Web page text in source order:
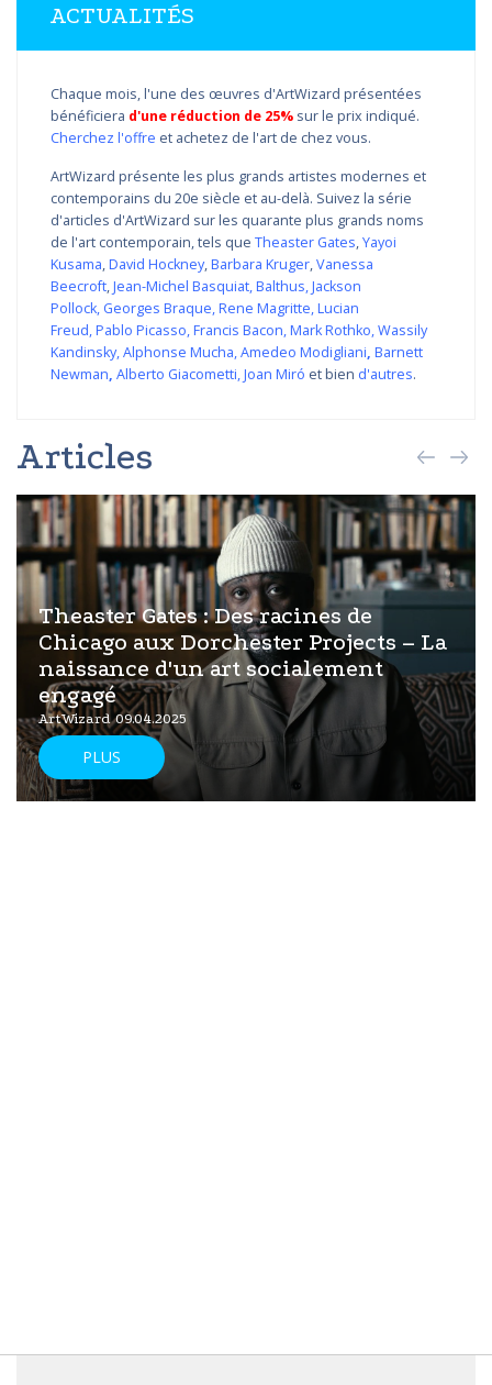
ACTUALITÉS
Chaque mois, l'une des œuvres d'ArtWizard présentées
bénéficiera d'une réduction de 25% sur le prix indiqué.
Cherchez l'offre et achetez de l'art de chez vous.
ArtWizard présente les plus grands artistes modernes et
contemporains du 20e siècle et au-delà. Suivez la série
d'articles d'ArtWizard sur les quarante plus grands noms
de l'art contemporain, tels que Theaster Gates,Yayoi
Kusama,David Hockney,Barbara Kruger,Vanessa
Beecroft,Jean-Michel Basquiat,Balthus,Jackson
Pollock, Georges Braque,Rene Magritte,Lucian
Freud,Pablo Picasso,Francis Bacon,Mark Rothko,Wassily
Kandinsky,Alphonse Mucha,Amedeo Modigliani, Barnett
Newman, Alberto Giacometti,Joan Miró et bien d'autres.
Articles
Theaster Gates : Des racines de
Chicago aux Dorchester Projects – La
naissance d'un art socialement
engagé
ArtWizard 09.04.2025
PLUS